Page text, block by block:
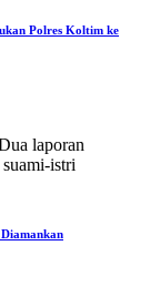
Polres Koltim ke
laporan
istri